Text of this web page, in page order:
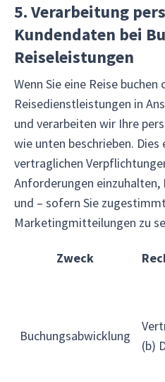
5. Verarbeitung
Kundendaten bei
Reiseleistungen
Wenn Sie eine Reise buchen
Reisedienstleistungen in
und verarbeiten wir Ihre
wie unten beschrieben.
vertraglichen
Anforderungen
und – sofern Sie
Marketingmitteilungen zu
Zweck
Buchungsabwicklung
(b)